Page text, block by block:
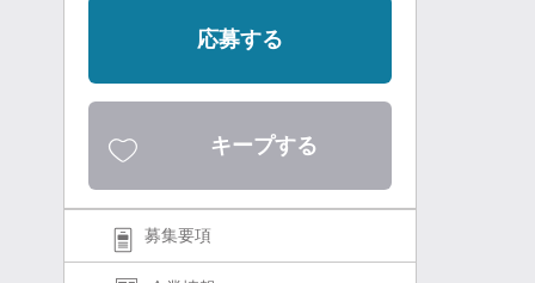
応募する
キープする
募集要項